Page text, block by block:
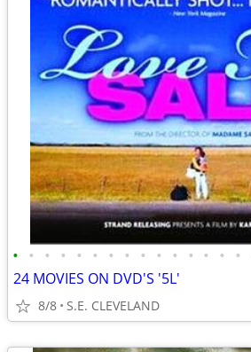
• • • • • • • • • • • • • • •
24 MOVIES ON DVD'S '5L'
8/8 S.E. CLEVELAND